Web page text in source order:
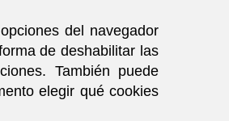
del navegador
de deshabilitar las
También puede
elegir qué cookies